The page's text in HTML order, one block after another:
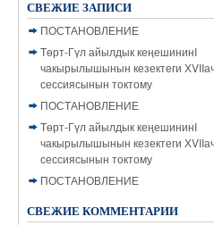
СВЕЖИЕ ЗАПИСИ
ПОСТАНОВЛЕНИЕ
Төрт-Гүл айылдык кеңешининI
чакырылышынын кезектеги
сессиясынын токтому
ПОСТАНОВЛЕНИЕ
Төрт-Гүл айылдык кеңешининI
чакырылышынын кезектеги
сессиясынын токтому
ПОСТАНОВЛЕНИЕ
СВЕЖИЕ КОММЕНТАРИИ